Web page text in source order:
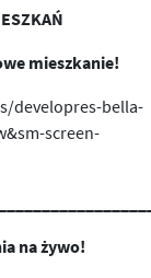
mieszkanie!
developres-bella-
screen-
na żywo!